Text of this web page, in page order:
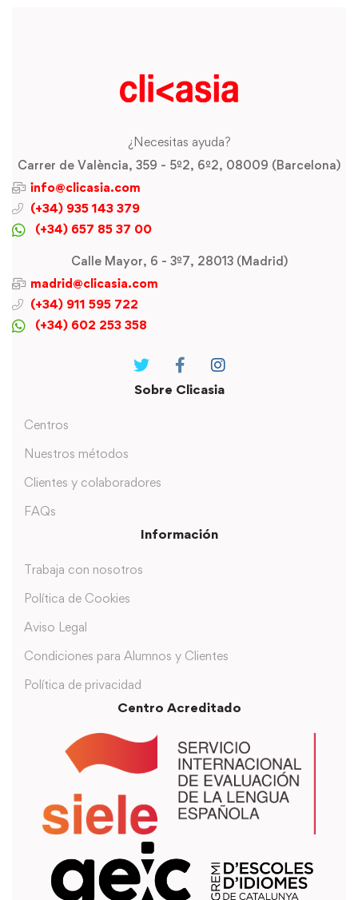
¿Necesitas ayuda?
Carrer de València, 359 - 5º2, 6º2, 08009 (Barcelona)
info@clicasia.com
(+34) 935 143 379
(+34) 657 85 37 00
Calle Mayor, 6 - 3º7, 28013 (Madrid)
madrid@clicasia.com
(+34) 911 595 722
(+34) 602 253 358
Sobre Clicasia
Centros
Nuestros métodos
Clientes y colaboradores
FAQs
Información
Trabaja con nosotros
Política de Cookies
Aviso Legal
Condiciones para Alumnos y Clientes
Política de privacidad
Centro Acreditado